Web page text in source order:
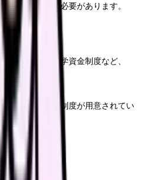
ども考慮する必要があります。
都道府県の修学資金制度など、
す。
て、進学支援制度が用意されてい